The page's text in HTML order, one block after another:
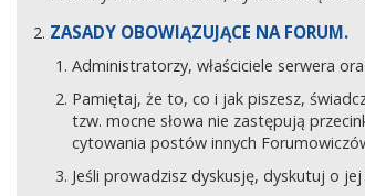
ZASADY OBOWIĄZUJĄCE NA FORUM.
Administratorzy, właściciele serwera
Pamiętaj, że to, co i jak piszesz,
tzw. mocne słowa nie zastępują
cytowania postów innych
Jeśli prowadzisz dyskusję, dyskutuj o